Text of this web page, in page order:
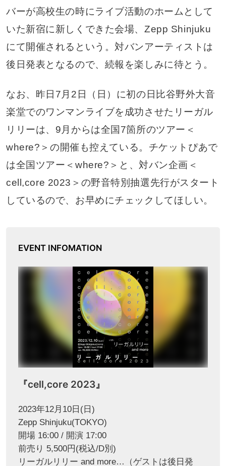
バーが高校生の時にライブ活動のホームとして
いた新宿に新しくできた会場、Zepp Shinjuku
にて開催されるという。対バンアーティストは
後日発表となるので、続報を楽しみに待とう。
なお、昨日7月2日（日）に初の日比谷野外大音
楽堂でのワンマンライブを成功させたリーガル
リリーは、9月からは全国7箇所のツアー＜
where?＞の開催も控えている。チケットぴあで
は全国ツアー＜where?＞と、対バン企画＜
cell,core 2023＞の野音特別抽選先行がスタート
しているので、お早めにチェックしてほしい。
EVENT INFOMATION
『cell,core 2023』
2023年12月10日(日)
Zepp Shinjuku(TOKYO)
開場 16:00 / 開演 17:00
前売り 5,500円(税込/D別)
リーガルリリー and more…（ゲストは後日発